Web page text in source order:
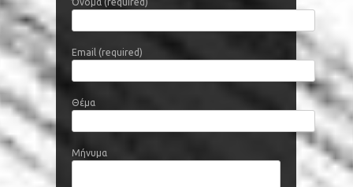
Όνομα (required)
Email (required)
Θέμα
Μήνυμα